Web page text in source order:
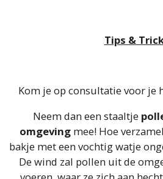
Tips &
Kom je op consultatie voor je
Neem dan een staaltje
omgevingmee! Hoe
bakje met een vochtig watje
De wind zal pollen uit de